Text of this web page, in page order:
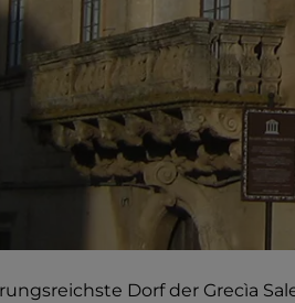
Dorf der Grecìa